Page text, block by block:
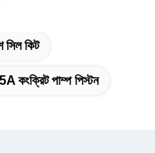
সিল কিট
কংক্রিট পাম্প পিস্টন